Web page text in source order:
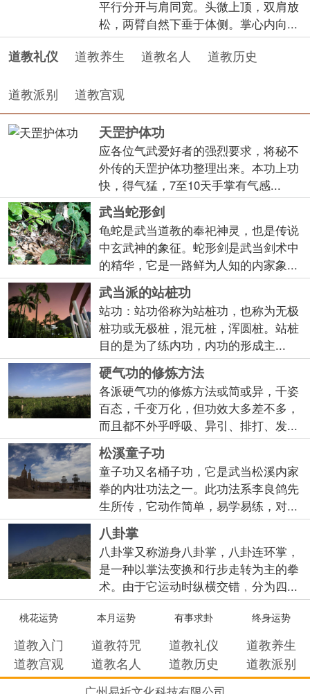
平行分开与肩同宽。头微上顶，双肩放
松，两臂自然下垂于体侧。掌心内向...
道教礼仪 道教养生 道教名人 道教历史
道教派别 道教宫观
天罡护体功
应各位气武爱好者的强烈要求，将秘不
外传的天罡护体功整理出来。本功上功
快，得气猛，7至10天手掌有气感...
武当蛇形剑
龟蛇是武当道教的奉祀神灵，也是传说
中玄武神的象征。蛇形剑是武当剑术中
的精华，它是一路鲜为人知的内家象...
武当派的站桩功
站功：站功俗称为站桩功，也称为无极
桩功或无极桩，混元桩，浑圆桩。站桩
目的是为了练内功，内功的形成主...
硬气功的修炼方法
各派硬气功的修炼方法或简或异，千姿
百态，千变万化，但功效大多差不多，
而且都不外乎呼吸、异引、排打、发...
松溪童子功
童子功又名桶子功，它是武当松溪内家
拳的内壮功法之一。此功法系李良鸽先
生所传，它动作简单，易学易练，对...
八卦掌
八卦掌又称游身八卦掌，八卦连环掌，
是一种以掌法变换和行步走转为主的拳
术。由于它运动时纵横交错﹐分为四...
桃花运势 本月运势 有事求卦 终身运势
道教入门 道教符咒 道教礼仪
道教养生
道教宫观
道教名人 道教历史 道教派别